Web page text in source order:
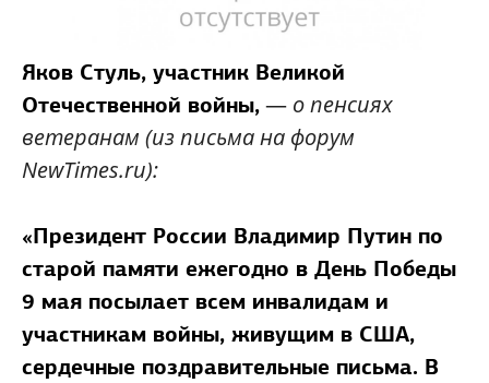
Яков Стуль, участник Великой
Отечественной войны,— о пенсиях
ветеранам (из письма на форум
NewTimes.ru):
«Президент России Владимир Путин по
старой памяти ежегодно в День Победы
9 мая посылает всем инвалидам и
участникам войны, живущим в США,
сердечные поздравительные письма. В